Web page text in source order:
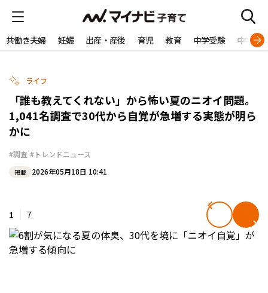
共働き夫婦 妊娠 出産・産後 育児 教育 中学受験 中学生
ライフ
「誰も教えてくれない」から怖い夏のニオイ問題。
1,041名調査で30代から自覚が急増する実態が明ら
かに
#調査 #トレンドニュース
掲載 2026年05月18日 10:41
1 7